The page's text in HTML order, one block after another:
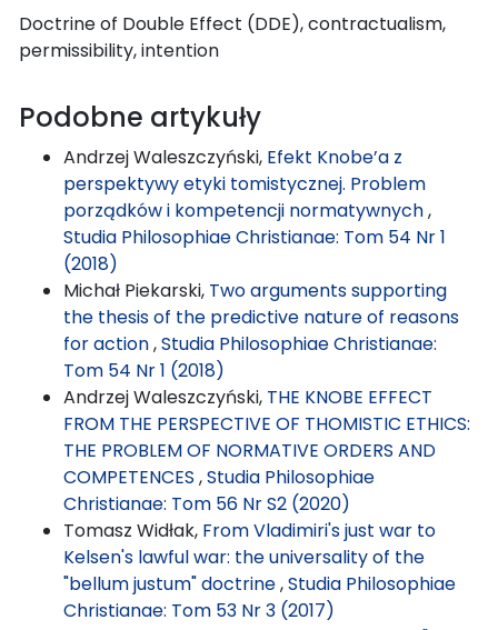
Doctrine of Double Effect (DDE), contractualism,
permissibility, intention
Podobne artykuły
Andrzej Waleszczyński, Efekt Knobe’a z
perspektywy etyki tomistycznej. Problem
porządków i kompetencji normatywnych,
Studia Philosophiae Christianae: Tom 54 Nr 1
(2018)
Michał Piekarski, Two arguments supporting
the thesis of the predictive nature of reasons
for action,Studia Philosophiae Christianae:
Tom 54 Nr 1 (2018)
Andrzej Waleszczyński, THE KNOBE EFFECT
FROM THE PERSPECTIVE OF THOMISTIC ETHICS:
THE PROBLEM OF NORMATIVE ORDERS AND
COMPETENCES ,Studia Philosophiae
Christianae: Tom 56 Nr S2 (2020)
Tomasz Widłak, From Vladimiri's just war to
Kelsen's lawful war: the universality of the
"bellum justum" doctrine,Studia Philosophiae
Christianae: Tom 53 Nr 3 (2017)